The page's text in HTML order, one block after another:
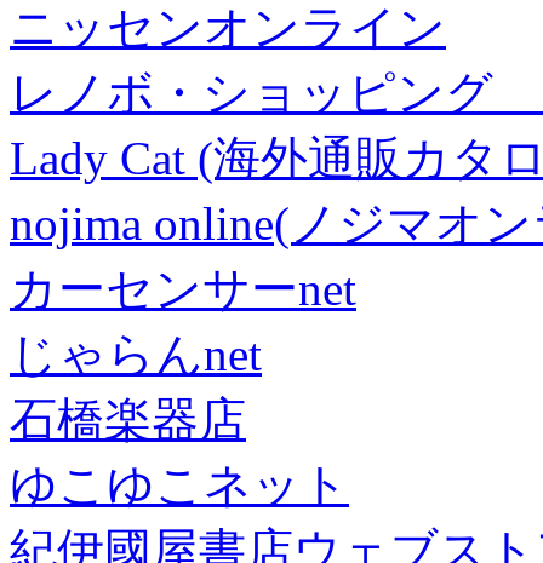
ニッセンオンライン
レノボ・ショッピング
Lady Cat (海外通販カタ
nojima online(ノジマオ
カーセンサーnet
じゃらんnet
石橋楽器店
ゆこゆこネット
紀伊國屋書店ウェブス